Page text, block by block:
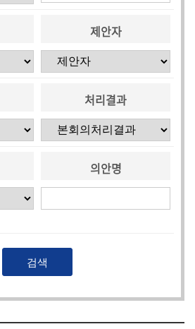
제안자
처리결과
의안명